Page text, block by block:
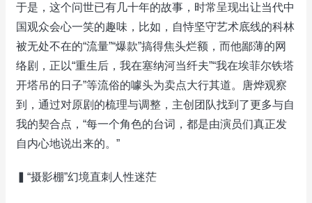
于是，这个问世已有几十年的故事，时常呈现出让当代中
国观众会心一笑的趣味，比如，自恃坚守艺术底线的科林
被无处不在的“流量”“爆款”搞得焦头烂额，而他鄙薄的网
络剧，正以“重生后，我在塞纳河当纤夫”“我在埃菲尔铁塔
开塔吊的日子”等流俗的噱头为卖点大行其道。唐烨观察
到，通过对原剧的梳理与调整，主创团队找到了更多与自
我的契合点，“每一个角色的台词，都是由演员们真正发
自内心地说出来的。”
▍“摄影棚”幻境直刺人性迷茫